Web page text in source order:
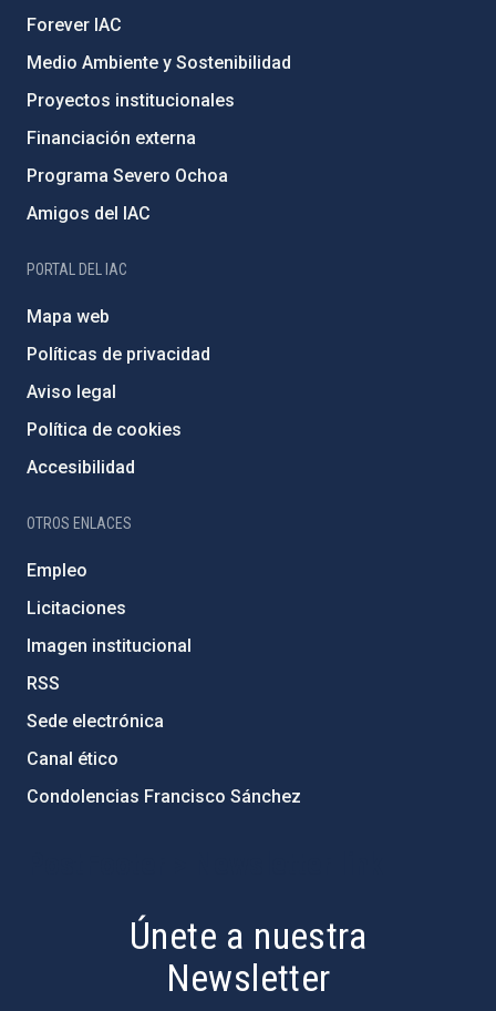
Forever IAC
Medio Ambiente y Sostenibilidad
Proyectos institucionales
Financiación externa
Programa Severo Ochoa
Amigos del IAC
PORTAL DEL IAC
Mapa web
Políticas de privacidad
Aviso legal
Política de cookies
Accesibilidad
OTROS ENLACES
Empleo
Licitaciones
Imagen institucional
RSS
Sede electrónica
Canal ético
Condolencias Francisco Sánchez
Únete a nuestra
Newsletter